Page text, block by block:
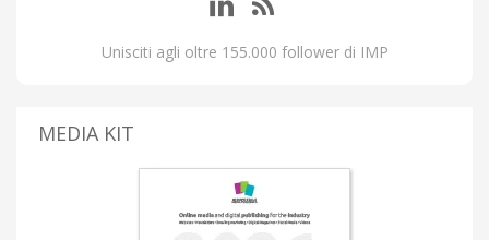
Unisciti agli oltre 155.000 follower di IMP
MEDIA KIT